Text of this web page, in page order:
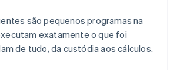
são pequenos programas na
exatamente o que foi
de tudo, da custódia aos cálculos.